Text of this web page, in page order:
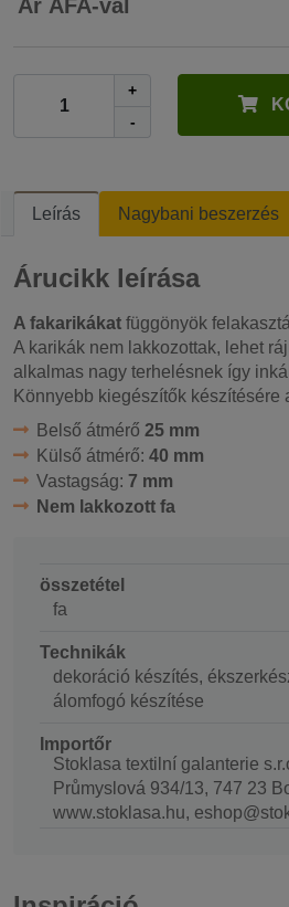
Ár ÁFA-val
+
-
Leírás Nagybani beszerzés
Árucikk leírása
A fakarikákat függönyök
A karikák nem lakkozottak, lehet
alkalmas nagy terhelésnek így
Könnyebb kiegészítők készítésére
Belső átmérő 25 mm
Külső átmérő: 40 mm
Vastagság: 7 mm
Nem lakkozott fa
összetétel
fa
Technikák
dekoráció készítés,
álomfogó készítése
Importőr
Stoklasa textilní galanterie
Průmyslová 934/13, 747 23
www.stoklasa.hu,